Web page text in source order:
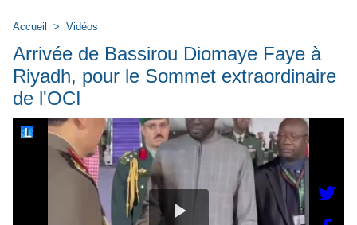
Accueil > Vidéos
Arrivée de Bassirou Diomaye Faye à
Riyadh, pour le Sommet extraordinaire
de l'OCI